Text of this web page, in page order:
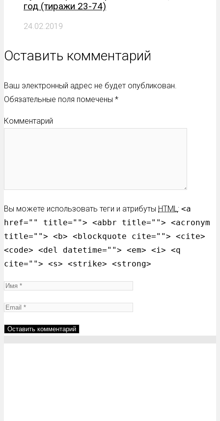
год (тиражи 23-74)
24.02.2019
Оставить комментарий
Ваш электронный адрес не будет опубликован.
Обязательные поля помечены *
Комментарий
Вы можете использовать теги и атрибуты HTML: <a
href="" title=""> <abbr title=""> <acronym
title=""> <b> <blockquote cite=""> <cite>
<code> <del datetime=""> <em> <i> <q
cite=""> <s> <strike> <strong>